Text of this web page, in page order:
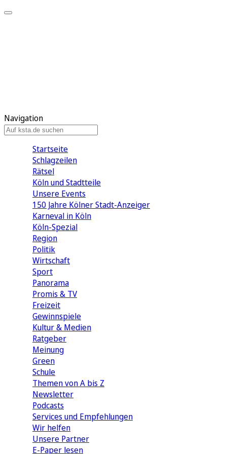
Navigation
Startseite
Schlagzeilen
Rätsel
Köln und Stadtteile
Unsere Events
150 Jahre Kölner Stadt-Anzeiger
Karneval in Köln
Köln-Spezial
Region
Politik
Wirtschaft
Sport
Panorama
Promis & TV
Freizeit
Gewinnspiele
Kultur & Medien
Ratgeber
Meinung
Green
Schule
Themen von A bis Z
Newsletter
Podcasts
Services und Empfehlungen
Wir helfen
Unsere Partner
E-Paper lesen